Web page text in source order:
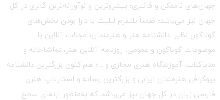
جهان‌های ناممکن و فانتزی؛ پیشروترین و نوآورانه‌ترین گالری در کل
جهان نیز می‌باشد؛ ضمناً پلتفرم لیلیت با دارا بودن بخش‌های
گوناگون نظیر: دانشنامه هنر و هنرمندان، مجلات آنلاین با
موضوعات گوناگون و عمومی، روزنامه آنلاین هنر، تماشاخانه و
مدیاکلاب، آموزشگاه هنری مجازی و…؛ هم‌اکنون بزرگترین دانشنامه
بیوگرافی هنرمندان ایرانی و بزرگترین رسانه و استارتاپ هنری
فارسی زبان در کل جهان نیز می‌باشد که به‌منظور ارتقای سطح